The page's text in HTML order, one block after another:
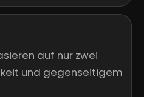
auf nur zwei
und gegenseitigem